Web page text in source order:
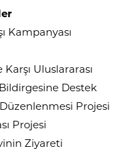
Kampanyası
Uluslararası
Destek
Projesi
Projesi
Ziyareti